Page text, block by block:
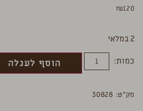
₪120
2 במלאי
כמות:
הוסף לעגלה
מק”ט: 30828